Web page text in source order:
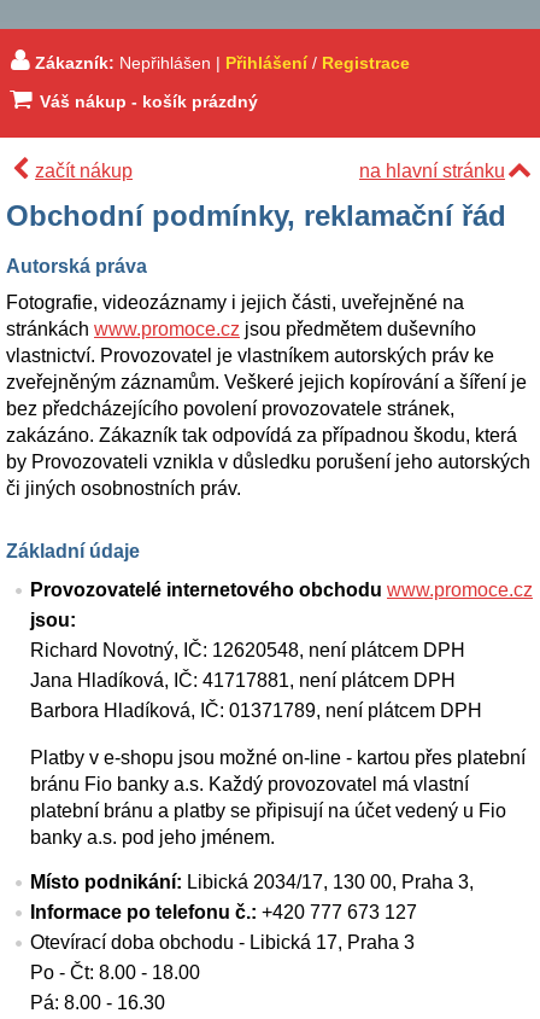
Zákazník: Nepřihlášen | Přihlášení/ Registrace
Váš nákup - košík prázdný
začít nákup na hlavní stránku
Obchodní podmínky, reklamační řád
Autorská práva
Fotografie, videozáznamy i jejich části, uveřejněné na
stránkách www.promoce.cz jsou předmětem duševního
vlastnictví. Provozovatel je vlastníkem autorských práv ke
zveřejněným záznamům. Veškeré jejich kopírování a šíření je
bez předcházejícího povolení provozovatele stránek,
zakázáno. Zákazník tak odpovídá za případnou škodu, která
by Provozovateli vznikla v důsledku porušení jeho autorských
či jiných osobnostních práv.
Základní údaje
Provozovatelé internetového obchodu www.promoce.cz
jsou:
Richard Novotný, IČ: 12620548, není plátcem DPH
Jana Hladíková, IČ: 41717881, není plátcem DPH
Barbora Hladíková, IČ: 01371789, není plátcem DPH
Platby v e-shopu jsou možné on-line - kartou přes platební
bránu Fio banky a.s. Každý provozovatel má vlastní
platební bránu a platby se připisují na účet vedený u Fio
banky a.s. pod jeho jménem.
Místo podnikání: Libická 2034/17, 130 00, Praha 3,
Informace po telefonu č.: +420 777 673 127
Otevírací doba obchodu - Libická 17, Praha 3
Po - Čt: 8.00 - 18.00
Pá: 8.00 - 16.30